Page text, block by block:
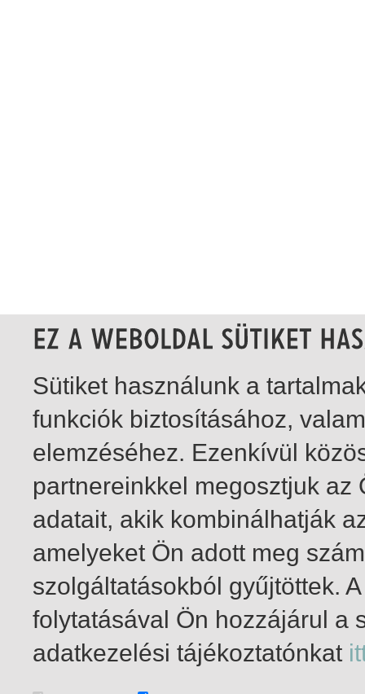
1-4 / összesen 4 találat
Sütiket használunk a
funkciók biztosításához,
elemzéséhez. Ezenkívül
partnereinkkel megosztjuk
adatait, akik kombinálhatják
amelyeket Ön adott meg
szolgáltatásokból gyűjtöttek.
folytatásával Ön hozzájárul a
adatkezelési tájékoztatónkat